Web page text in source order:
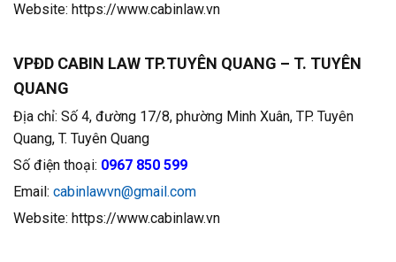
Website: https://www.cabinlaw.vn
VPĐD CABIN LAW TP.TUYÊN QUANG – T. TUYÊN
QUANG
Địa chỉ: Số 4, đường 17/8, phường Minh Xuân, TP. Tuyên
Quang, T. Tuyên Quang
Số điện thoại: 0967 850 599
Email: cabinlawvn@gmail.com
Website: https://www.cabinlaw.vn